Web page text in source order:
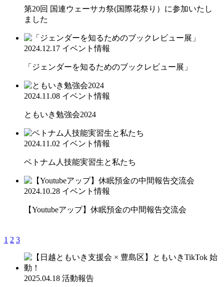
第20回 国連ウェーサカ祭(国際花祭り）に参加いたし
ました
2024.12.17 イベント情報
「ジェンダーを知るためのブックレビュー展」
2024.11.08 イベント情報
ともいき勉強会2024
2024.11.02 イベント情報
ベトナム人技能実習生と私たち
2024.10.28 イベント情報
【Youtubeアップ】休眠預金の中間報告交流会
1 2 3
2025.04.18 活動報告